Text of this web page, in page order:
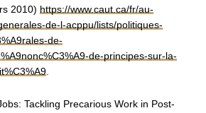
2010) https://www.caut.ca/fr/au-
de-l-acppu/lists/politiques-
de-
de-principes-sur-la-
.
Tackling Precarious Work in Post-